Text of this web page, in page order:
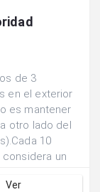
de 3
en el exterior
es mantener
otro lado del
10
un
Ver